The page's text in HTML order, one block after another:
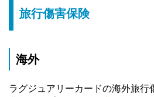
旅行傷害保険
海外
ラグジュアリーカードの海外旅行